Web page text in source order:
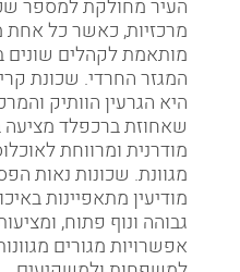
העיר מחולקת למספר
מרכזיות, כאשר כל אחת
מותאמת לקהלים שונים
המגזר החרדי. שכונת
היא הגרעין הוותיק
שאחוזת ברכפלד מציעה
מודרנית ומרווחת
מגוונת. שכונות נאות
מודיעין מתאפיינות
גבוהה ונוף פתוח,
אפשרויות מגורים